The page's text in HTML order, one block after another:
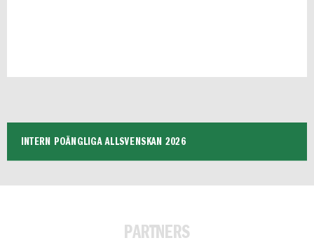
INTERN POÄNGLIGA ALLSVENSKAN 2026
PARTNERS